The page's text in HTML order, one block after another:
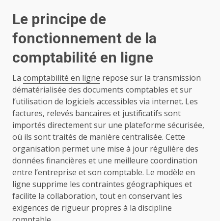
Le principe de
fonctionnement de la
comptabilité en ligne
La comptabilité en ligne repose sur la transmission
dématérialisée des documents comptables et sur
l’utilisation de logiciels accessibles via internet. Les
factures, relevés bancaires et justificatifs sont
importés directement sur une plateforme sécurisée,
où ils sont traités de manière centralisée. Cette
organisation permet une mise à jour régulière des
données financières et une meilleure coordination
entre l’entreprise et son comptable. Le modèle en
ligne supprime les contraintes géographiques et
facilite la collaboration, tout en conservant les
exigences de rigueur propres à la discipline